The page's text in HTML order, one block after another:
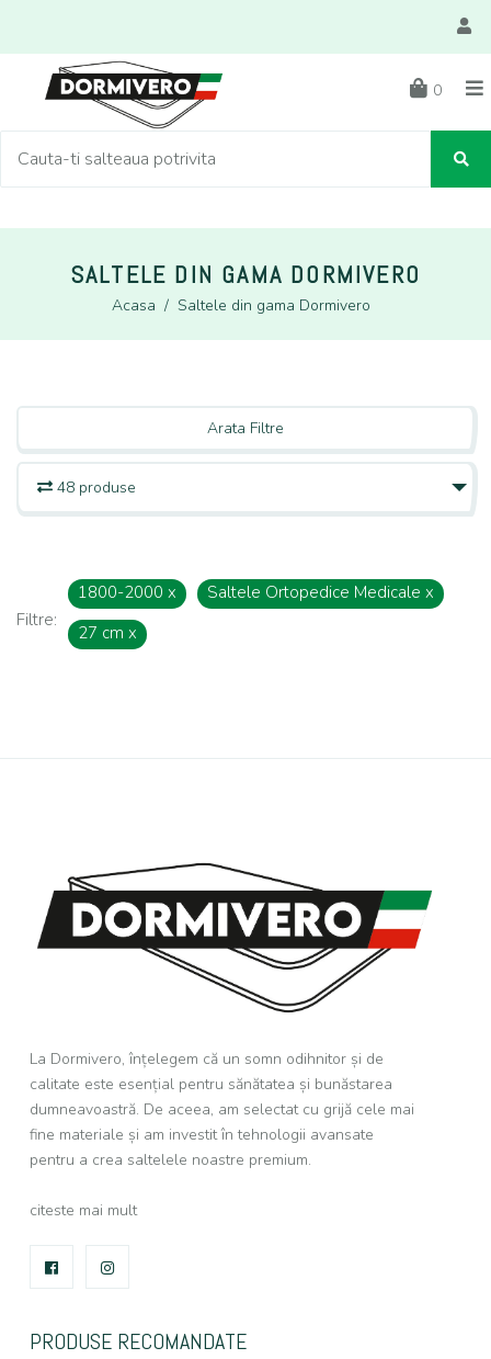
0
SALTELE DIN GAMA DORMIVERO
Acasa / Saltele din gama Dormivero
Arata Filtre
48 produse
Filtre:
1800-2000 x Saltele Ortopedice Medicale x
27 cm x
La Dormivero, înțelegem că un somn odihnitor și de
calitate este esențial pentru sănătatea și bunăstarea
dumneavoastră. De aceea, am selectat cu grijă cele mai
fine materiale și am investit în tehnologii avansate
pentru a crea saltelele noastre premium.
citeste mai mult
FACEBOOK
PRODUSE RECOMANDATE